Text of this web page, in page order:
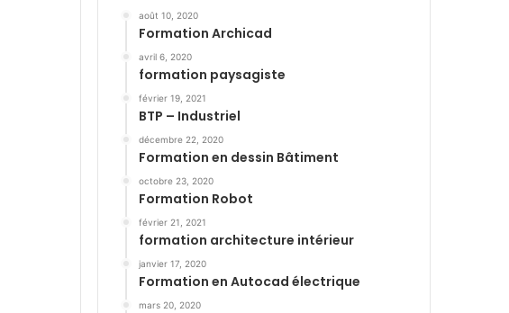
août 10, 2020
Formation Archicad
avril 6, 2020
formation paysagiste
février 19, 2021
BTP – Industriel
décembre 22, 2020
Formation en dessin Bâtiment
octobre 23, 2020
Formation Robot
février 21, 2021
formation architecture intérieur
janvier 17, 2020
Formation en Autocad électrique
mars 20, 2020